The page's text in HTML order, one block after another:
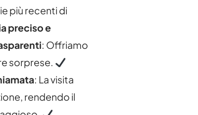
più recenti di
preciso e
: Offriamo
sorprese.
: La visita
rendendo il